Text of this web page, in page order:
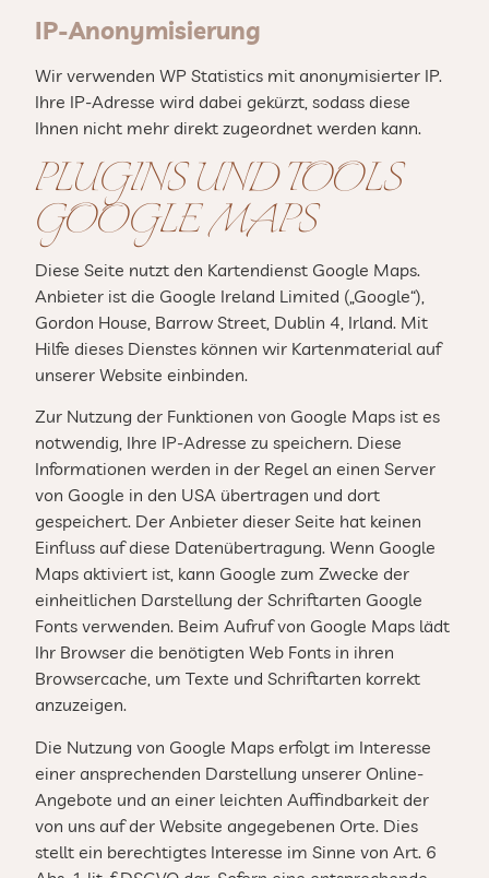
IP-Anonymisierung
Wir verwenden WP Statistics mit anonymisierter IP.
Ihre IP-Adresse wird dabei gekürzt, sodass diese
Ihnen nicht mehr direkt zugeordnet werden kann.
PLUGINS UND TOOLS
GOOGLE MAPS
Diese Seite nutzt den Kartendienst Google Maps.
Anbieter ist die Google Ireland Limited („Google“),
Gordon House, Barrow Street, Dublin 4, Irland. Mit
Hilfe dieses Dienstes können wir Kartenmaterial auf
unserer Website einbinden.
Zur Nutzung der Funktionen von Google Maps ist es
notwendig, Ihre IP-Adresse zu speichern. Diese
Informationen werden in der Regel an einen Server
von Google in den USA übertragen und dort
gespeichert. Der Anbieter dieser Seite hat keinen
Einfluss auf diese Datenübertragung. Wenn Google
Maps aktiviert ist, kann Google zum Zwecke der
einheitlichen Darstellung der Schriftarten Google
Fonts verwenden. Beim Aufruf von Google Maps lädt
Ihr Browser die benötigten Web Fonts in ihren
Browsercache, um Texte und Schriftarten korrekt
anzuzeigen.
Die Nutzung von Google Maps erfolgt im Interesse
einer ansprechenden Darstellung unserer Online-
Angebote und an einer leichten Auffindbarkeit der
von uns auf der Website angegebenen Orte. Dies
stellt ein berechtigtes Interesse im Sinne von Art. 6